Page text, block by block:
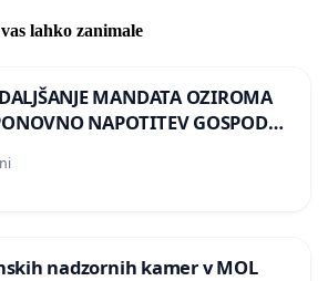
lahko zanimale
MANDATA OZIROMA
NAPOTITEV GOSPODA
NA VELEPOSLANIŠTVO
V MOSKVI
nadzornih kamer v MOL